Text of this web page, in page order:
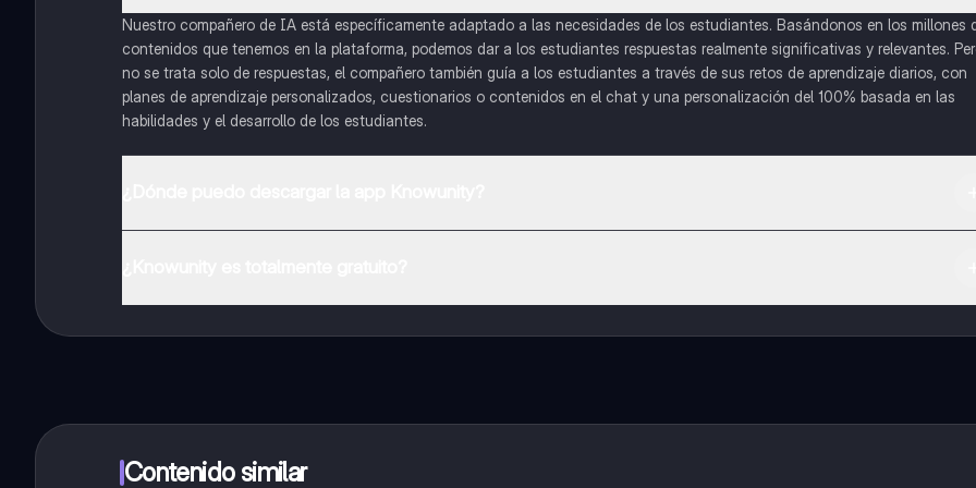
Nuestro compañero de IA está específicamente adaptado a las necesidades de los estudiantes. Basándonos en los millones
contenidos que tenemos en la plataforma, podemos dar a los estudiantes respuestas realmente significativas y relevantes.
no se trata solo de respuestas, el compañero también guía a los estudiantes a través de sus retos de aprendizaje diarios, con
planes de aprendizaje personalizados, cuestionarios o contenidos en el chat y una personalización del 100% basada en las
habilidades y el desarrollo de los estudiantes.
inmeditamente. Puedes ganar dinero utilizando la aplicación, que te permitirá acceder a determinadas funciones.
Contenido similar